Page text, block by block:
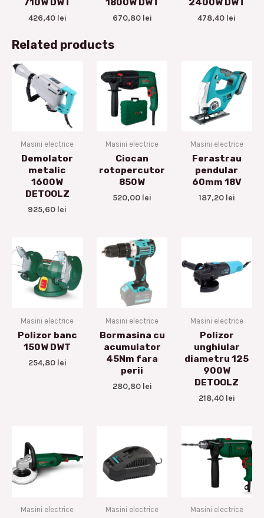
710W DWT
426,40 lei
1800W DWT
670,80 lei
2400W DWT
478,40 lei
Related products
Masini electrice
Demolator
metalic
1600W
DETOOLZ
925,60 lei
Masini electrice
Ciocan
rotopercutor
850W
520,00 lei
Masini electrice
Ferastrau
pendular
60mm 18V
187,20 lei
Masini electrice
Polizor banc
150W DWT
254,80 lei
Masini electrice
Bormasina cu
acumulator
45Nm fara
perii
280,80 lei
Masini electrice
Polizor
unghiular
diametru 125
900W
DETOOLZ
218,40 lei
Masini electrice Masini electrice Masini electrice